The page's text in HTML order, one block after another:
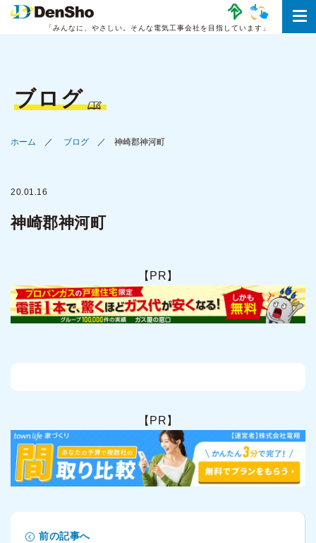
「みんなに、やさしい。 そんな電気工事会社を目指しています」
ブログ
ホーム ブログ 神崎郡神河町
20.01.16
神崎郡神河町
【PR】
【PR】
前の記事へ